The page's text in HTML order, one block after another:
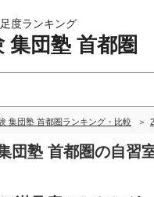
度ランキング
集団塾 首都圏
集団塾 首都圏ランキング・比較
団塾 首都圏の自習